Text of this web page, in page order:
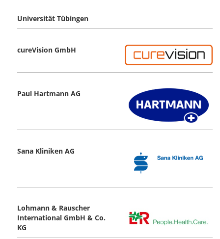
Universität Tübingen
cureVision GmbH
Paul Hartmann AG
Sana Kliniken AG
Lohmann & Rauscher
International GmbH & Co.
KG